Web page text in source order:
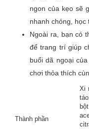
ngon của kẹo sẽ
nhanh chóng, học
Ngoài ra, bạn có
để trang trí giúp
buổi dã ngoại
chơi thỏa thích
Thành phần
Xi